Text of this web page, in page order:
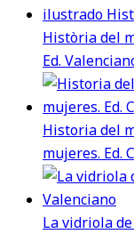
Història del
Ed.
Historia del
mujeres. Ed.
La vidriola